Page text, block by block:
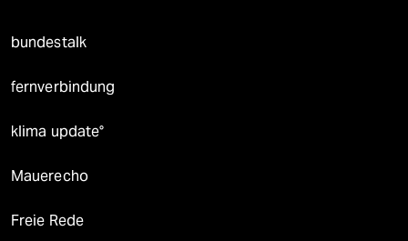
bundestalk
fernverbindung
klima update°
Mauerecho
Freie Rede